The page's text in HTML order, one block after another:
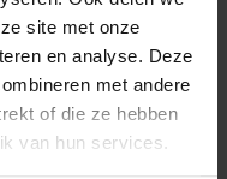
site met onze
en analyse. Deze
met andere
of die ze hebben
van hun services.